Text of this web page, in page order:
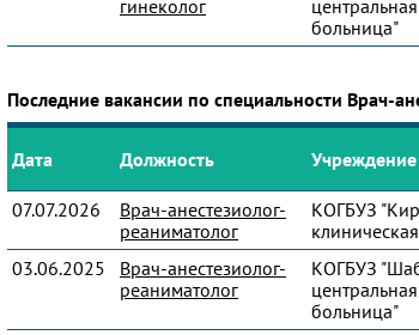
гинеколог
больница"
Последние вакансии по специальности Врач-
Дата Должность Учреждение
07.07.2026
Врач-анестезиолог-
реаниматолог
КОГБУЗ
03.06.2025
Врач-анестезиолог-
реаниматолог
КОГБУЗ
больница"